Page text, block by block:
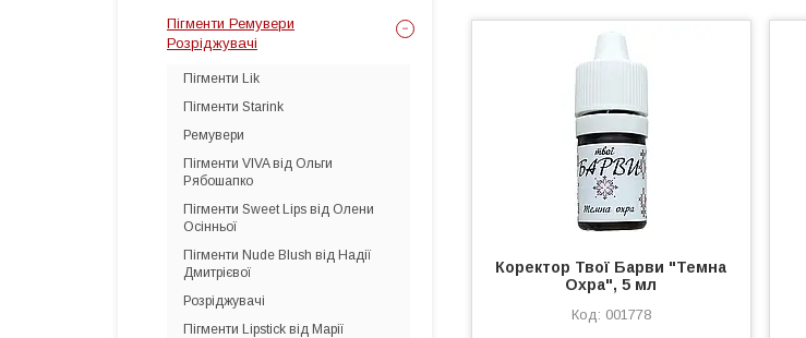
Коректор Твої Барви "Темна
Охра", 5 мл
001778
Пігменти Ремувери
Розріджувачі
Пігменти Lik
Пігменти Starink
Ремувери
Пігменти VIVA від Ольги
Рябошапко
Пігменти Sweet Lips від Олени
Осінньої
Пігменти Nude Blush від Надії
Дмитрієвої
Розріджувачі
Пігменти Lipstick від Марії